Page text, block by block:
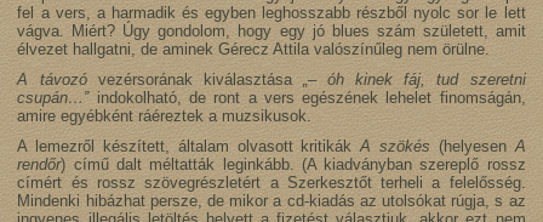
fel a vers, a harmadik és egyben leghosszabb részből nyolc sor le lett
vágva. Miért? Úgy gondolom, hogy egy jó blues szám született, amit
élvezet hallgatni, de aminek Gérecz Attila valószínűleg nem örülne.
A távozóvezérsorának kiválasztása „– óh kinek fáj, tud szeretni
csupán…”indokolható, de ront a vers egészének lehelet finomságán,
amire egyébként ráéreztek a muzsikusok.
A lemezről készített, általam olvasott kritikákA szökés (helyesenA
rendőr) című dalt méltatták leginkább. (A kiadványban szereplő rossz
címért és rossz szövegrészletért a Szerkesztőt terheli a felelősség.
Mindenki hibázhat persze, de mikor a cd-kiadás az utolsókat rúgja, s az